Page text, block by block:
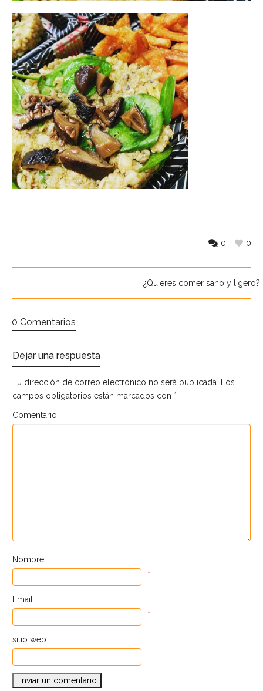
0
0
¿Quieres comer sano y ligero?
0 Comentarios
Dejar una respuesta
Tu dirección de correo electrónico no será publicada.
Los
campos obligatorios están marcados con *
Comentario
Nombre
*
Email
*
sitio web